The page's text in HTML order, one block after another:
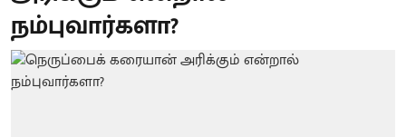
நம்புவார்களா?